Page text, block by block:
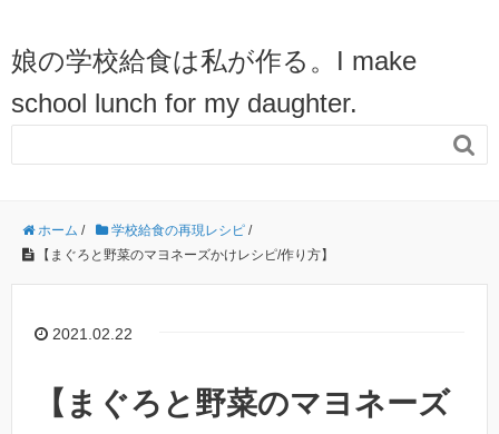
娘の学校給食は私が作る。I make
school lunch for my daughter.

ホーム / 学校給食の再現レシピ /
【まぐろと野菜のマヨネーズかけレシピ/作り方】
2021.02.22
【まぐろと野菜のマヨネーズ